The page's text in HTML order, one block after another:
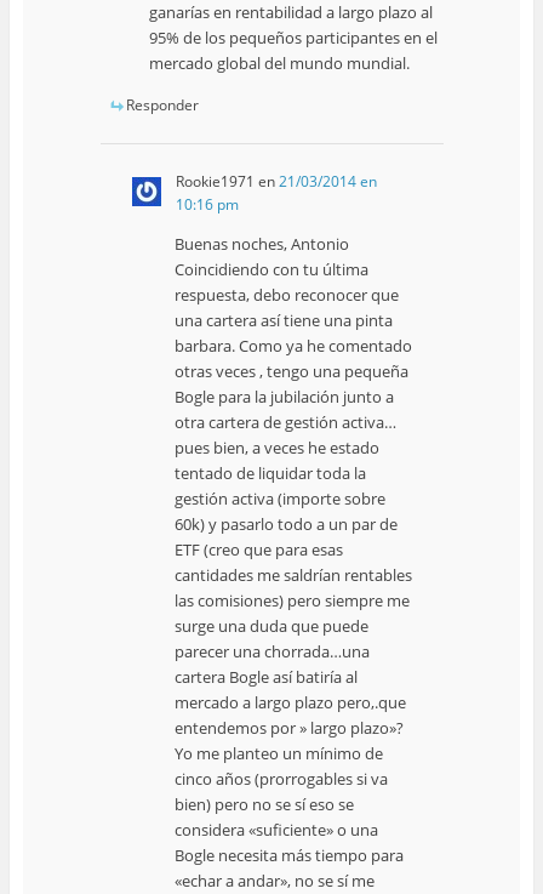
ganarías en rentabilidad a largo plazo al
95% de los pequeños participantes en el
mercado global del mundo mundial.
Responder
Rookie1971 en21/03/2014 en
10:16 pm
Buenas noches, Antonio
Coincidiendo con tu última
respuesta, debo reconocer que
una cartera así tiene una pinta
barbara. Como ya he comentado
otras veces , tengo una pequeña
Bogle para la jubilación junto a
otra cartera de gestión activa…
pues bien, a veces he estado
tentado de liquidar toda la
gestión activa (importe sobre
60k) y pasarlo todo a un par de
ETF (creo que para esas
cantidades me saldrían rentables
las comisiones) pero siempre me
surge una duda que puede
parecer una chorrada…una
cartera Bogle así batiría al
mercado a largo plazo pero,.que
entendemos por » largo plazo»?
Yo me planteo un mínimo de
cinco años (prorrogables si va
bien) pero no se sí eso se
considera «suficiente» o una
Bogle necesita más tiempo para
«echar a andar», no se sí me